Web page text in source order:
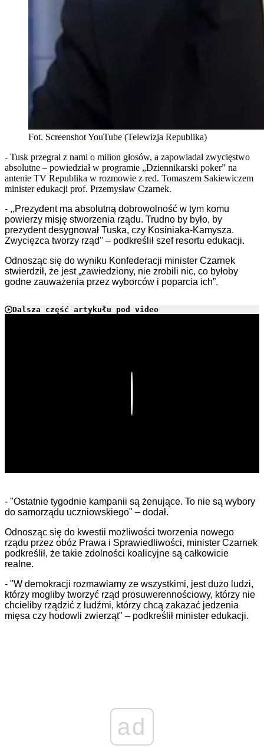
Fot. Screenshot YouTube (Telewizja Republika)
- Tusk przegrał z nami o milion głosów, a zapowiadał zwycięstwo
absolutne – powiedział w programie „Dziennikarski poker” na
antenie TV Republika w rozmowie z red. Tomaszem Sakiewiczem
minister edukacji prof. Przemysław Czarnek.
- ,,Prezydent ma absolutną dobrowolność w tym komu
powierzy misję stworzenia rządu. Trudno by było, by
prezydent desygnował Tuska, czy Kosiniaka-Kamysza.
Zwycięzca tworzy rząd'' – podkreślił szef resortu edukacji.
Odnosząc się do wyniku Konfederacji minister Czarnek
stwierdził, że jest „zawiedziony, nie zrobili nic, co byłoby
godne zauważenia przez wyborców i poparcia ich”.
Dalsza część artykułu pod video
- "Ostatnie tygodnie kampanii są żenujące. To nie są wybory
do samorządu uczniowskiego" – dodał.
Odnosząc się do kwestii możliwości tworzenia nowego
rządu przez obóz Prawa i Sprawiedliwości, minister Czarnek
podkreślił, że takie zdolności koalicyjne są całkowicie
realne.
- "W demokracji rozmawiamy ze wszystkimi, jest dużo ludzi,
którzy mogliby tworzyć rząd prosuwerennościowy, którzy nie
chcieliby rządzić z ludźmi, którzy chcą zakazać jedzenia
mięsa czy hodowli zwierząt" – podkreślił minister edukacji.
ad